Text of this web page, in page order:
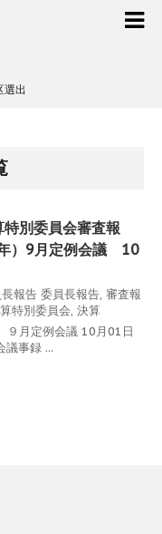
出
特別委員会審査報
）9月定例会議 10
報告 委員長報告, 審査報
特別委員会, 決算
月定例会議 10月01日
事録 ...